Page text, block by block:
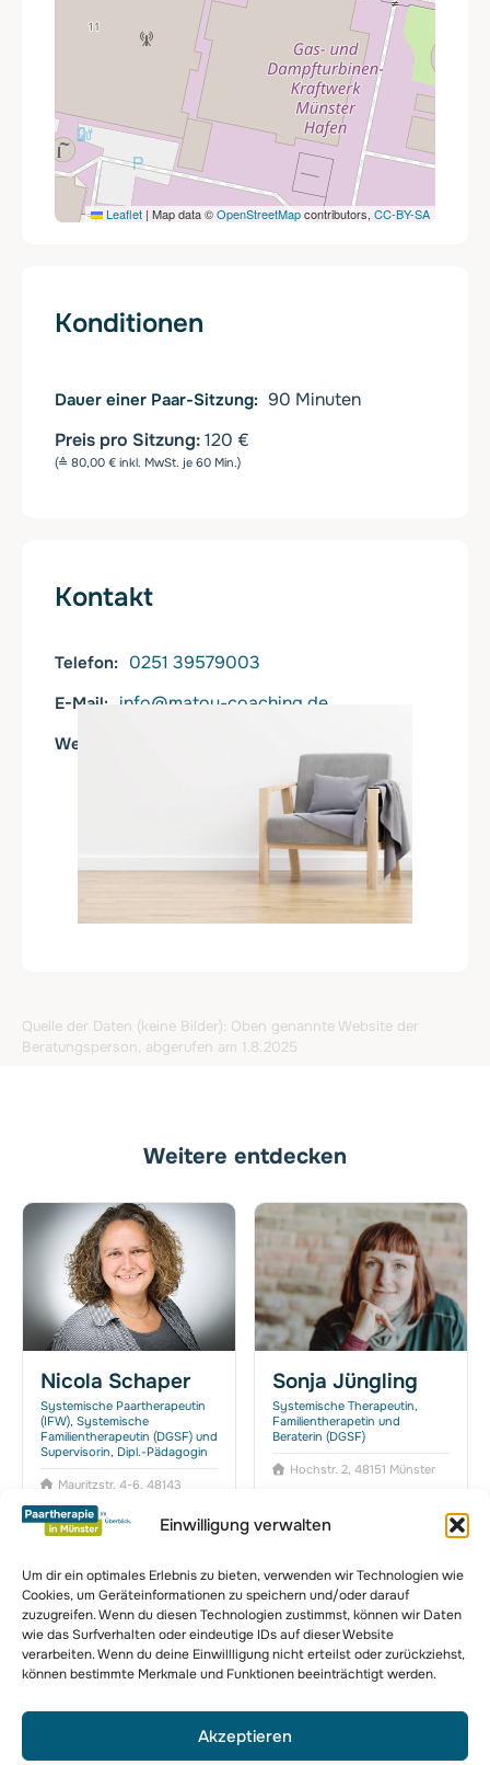
Einwilligung verwalten
Um dir ein optimales Erlebnis zu bieten, verwenden wir Technologien wie
Cookies, um Geräteinformationen zu speichern und/oder darauf
zuzugreifen. Wenn du diesen Technologien zustimmst, können wir Daten
wie das Surfverhalten oder eindeutige IDs auf dieser Website
verarbeiten. Wenn du deine Einwillligung nicht erteilst oder zurückziehst,
können bestimmte Merkmale und Funktionen beeinträchtigt werden.
Akzeptieren
Leaflet | Map data ©OpenStreetMapcontributors, CC-BY-SA
Konditionen
Dauer einer Paar-Sitzung 90 Minuten
Preis pro Sitzung:120 €
(≙ 80,00 € inkl. MwSt. je 60 Min.)
Kontakt
Telefon 0251 39579003
E-Mail info@matou-coaching.de
Web
Quelle der Daten (keine Bilder): Oben genannte Website der
Beratungsperson, abgerufen am 1.8.2025
Weitere entdecken
Nicola Schaper
Systemische Paartherapeutin
(IFW), Systemische
Familientherapeutin (DGSF) und
Supervisorin, Dipl.-Pädagogin
Mauritzstr. 4-6, 48143
Münster
Sonja Jüngling
Systemische Therapeutin,
Familientherapetin und
Beraterin (DGSF)
Hochstr. 2, 48151 Münster
zur Komplettübersicht